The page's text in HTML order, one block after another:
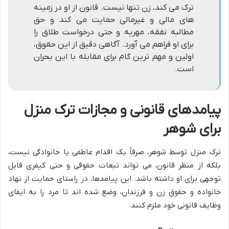
ترک می کند، زن تنها نیست. قانون از او در زمینه
های مالی و غیرمالی حمایت می کند و حق
مطالبه نفقه، مهریه و حتی درخواست طلاق را
برای او فراهم می آورد. آگاهی دقیق از این حقوق،
اولین و مهم ترین گام برای مقابله با این بحران
است.
پیامدهای قانونی و مجازات ترک منزل
برای شوهر
ترک منزل توسط شوهر، صرفاً یک اقدام عاطفی یا خانوادگی نیست،
بلکه از منظر قانون، می تواند تبعات حقوقی و حتی کیفری قابل
توجهی برای او داشته باشد. این پیامدها، در راستای حمایت از نهاد
خانواده و حقوق زن و فرزندان، وضع شده اند تا مرد را به ایفای
وظایف قانونی خود ملزم کنند.